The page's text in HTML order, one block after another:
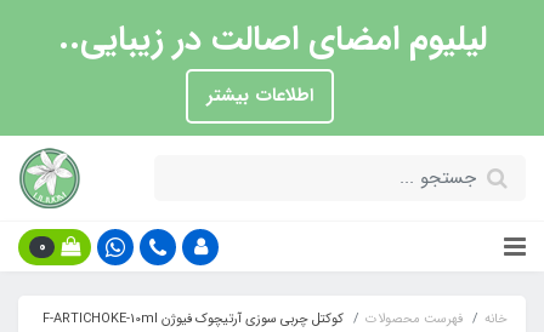
لیلیوم امضای اصالت در زیبایی..
اطلاعات بیشتر
0
خانه فهرست محصولات کوکتل چربی سوزی آرتیچوک فیوژن F-ARTICHOKE-10ml